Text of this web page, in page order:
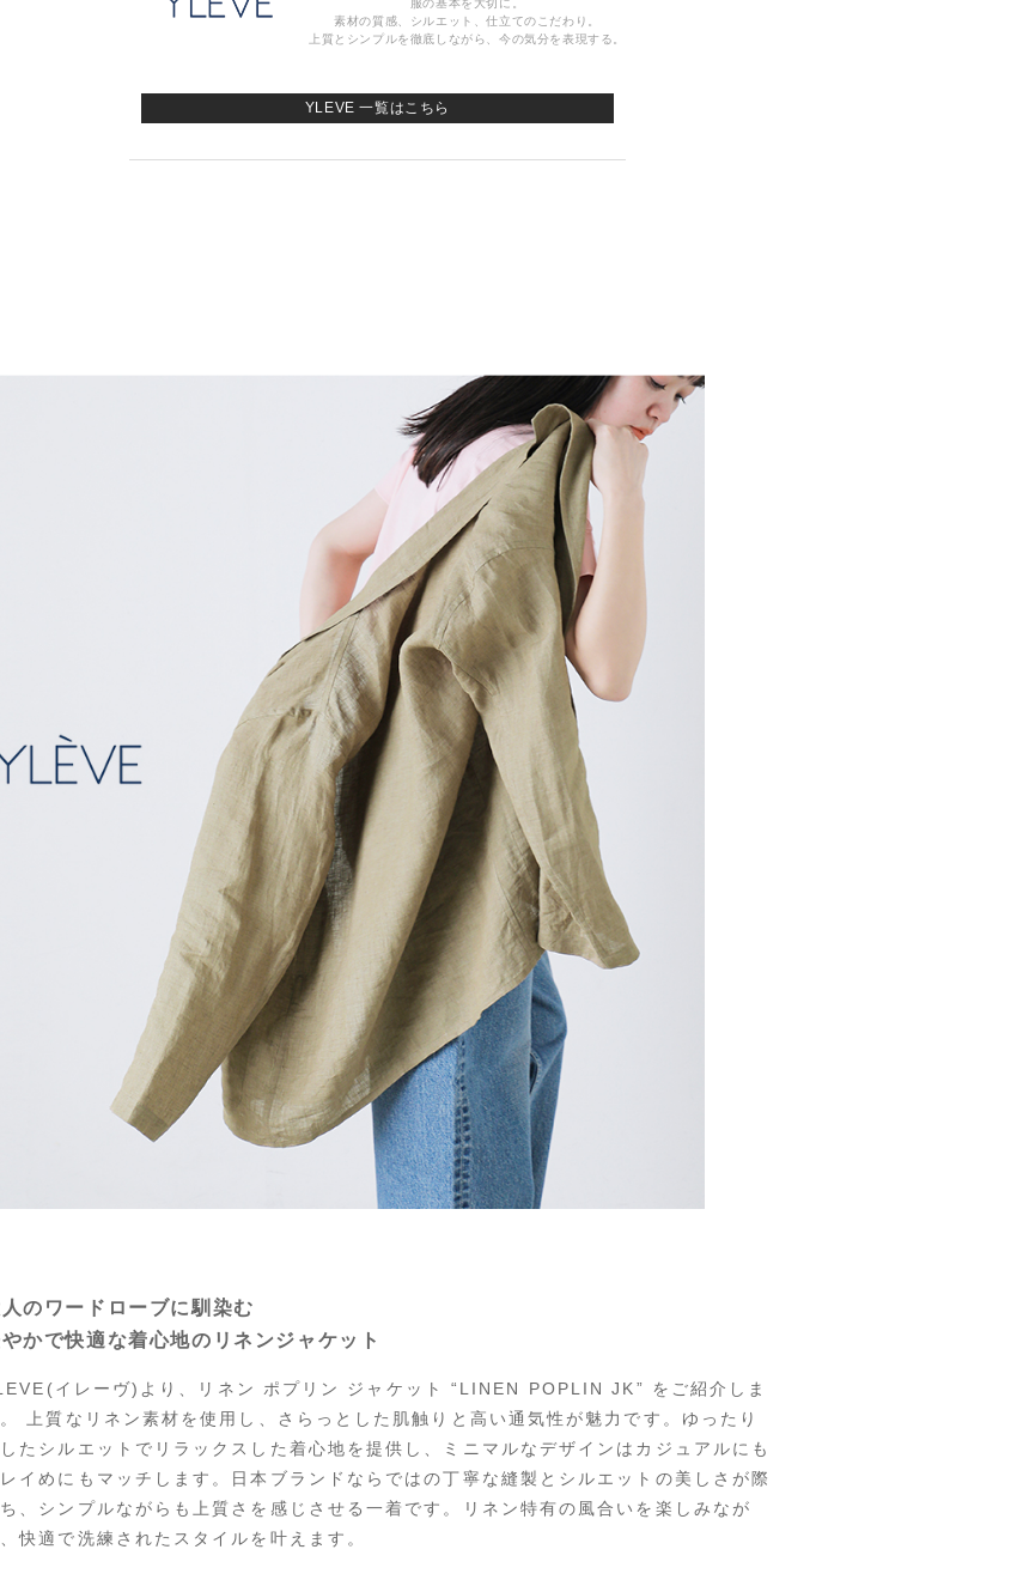
服の基本を大切に。
素材の質感、シルエット、仕立てのこだわり。
上質とシンプルを徹底しながら、今の気分を表現する。
YLEVE 一覧はこちら
のワードローブに馴染む
かで快適な着心地のリネンジャケット
イレーヴ)より、リネン ポプリン ジャケット “LINEN POPLIN JK” をご紹介しま
上質なリネン素材を使用し、さらっとした肌触りと高い通気性が魅力です。ゆったり
たシルエットでリラックスした着心地を提供し、ミニマルなデザインはカジュアルにも
イめにもマッチします。日本ブランドならではの丁寧な縫製とシルエットの美しさが際
、シンプルながらも上質さを感じさせる一着です。リネン特有の風合いを楽しみなが
快適で洗練されたスタイルを叶えます。